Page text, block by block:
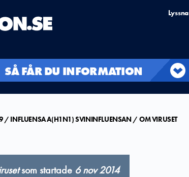
Lyssna
SÅ FÅR DU INFORMATION
INFLUENSA A(H1N1) SVININFLUENSAN OM VIRUSET
som startade 6 nov 2014